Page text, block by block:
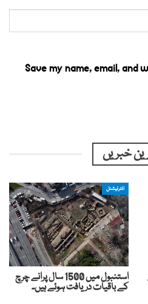
Save my name, email, and
خبریں
انٹرنیشنل
استنبول میں 1500 سال پرانے چرچ
کے باقیات دریافت ہوئے ہیں۔